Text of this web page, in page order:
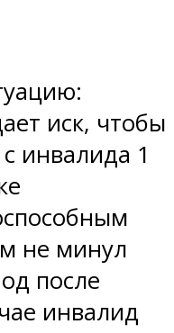
иск, чтобы
инвалида 1
не минул
после
инвалид